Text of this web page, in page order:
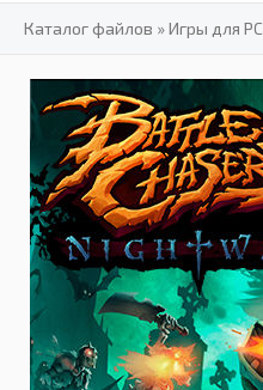
Каталог файлов »Игры для PC